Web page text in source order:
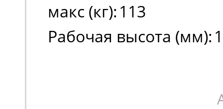
макс (кг): 113
Рабочая высота (мм):